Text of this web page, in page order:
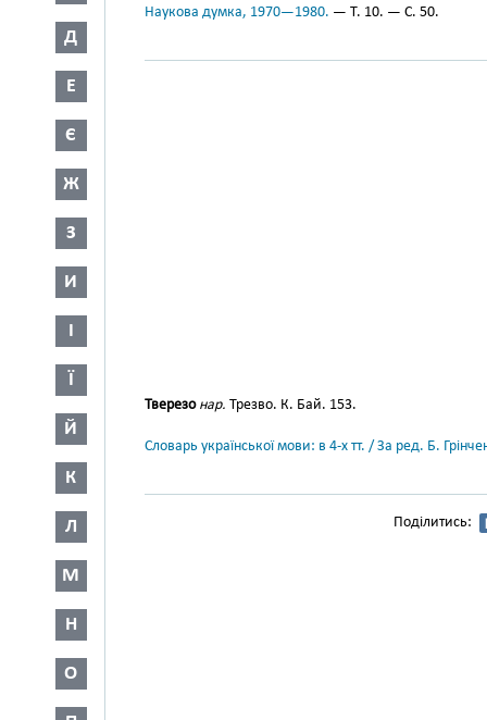
Д
Е
Є
Ж
З
И
І
Ї
Й
К
Л
М
Н
О
Наукова думка, 1970—1980. — Т. 10. — С. 50.
Тверезо нар. Трезво. К. Бай. 153.
Словарь української мови: в 4-х тт. / За ред. Б.
Поділитись: